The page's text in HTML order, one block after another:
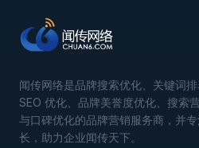
闻传网络是品牌搜索优化、关键词
SEO 优化、品牌美誉度优化、搜索
与口碑优化的品牌营销服务商，并
长，助力企业闻传天下。